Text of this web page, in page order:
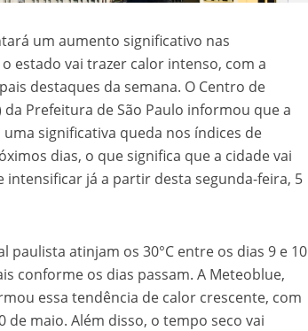
um aumento significativo nas
estado vai trazer calor intenso, com a
destaques da semana. O Centro de
da Prefeitura de São Paulo informou que a
significativa queda nos índices de
dias, o que significa que a cidade vai
já a partir desta segunda-feira, 5
atinjam os 30°C entre os dias 9 e 10
conforme os dias passam. A Meteoblue,
essa tendência de calor crescente, com
de maio. Além disso, o tempo seco vai